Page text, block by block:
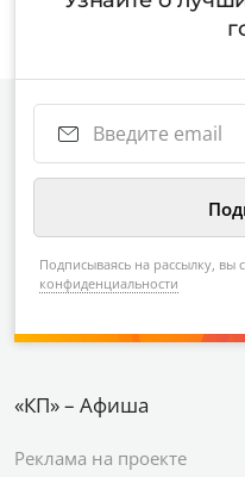
Подписываясь на рассылку, вы
конфиденциальности
«КП» – Афиша
Реклама на проекте